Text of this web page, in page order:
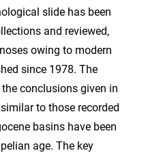
slide has been
and reviewed,
owing to modern
since 1978. The
conclusions given in
to those recorded
basins have been
age. The key